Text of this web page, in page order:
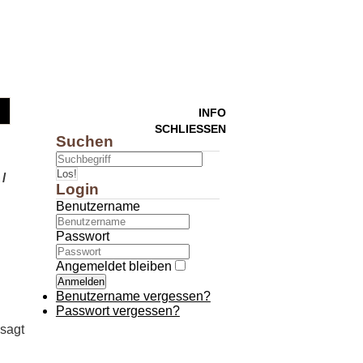
/
INFO
SCHLIESSEN
Suchen
Los!
Login
Benutzername
Passwort
Angemeldet bleiben
Anmelden
Benutzername vergessen?
Passwort vergessen?